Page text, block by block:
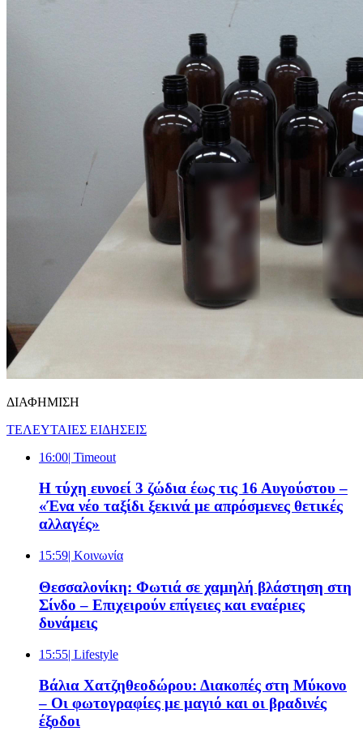
ΔΙΑΦΗΜΙΣΗ
ΤΕΛΕΥΤΑΙΕΣ ΕΙΔΗΣΕΙΣ
16:00| Timeout
Η τύχη ευνοεί 3 ζώδια έως τις 16 Αυγούστου –
«Ένα νέο ταξίδι ξεκινά με απρόσμενες θετικές
αλλαγές»
15:59| Κοινωνία
Θεσσαλονίκη: Φωτιά σε χαμηλή βλάστηση στη
Σίνδο – Επιχειρούν επίγειες και εναέριες
δυνάμεις
15:55| Lifestyle
Βάλια Χατζηθεοδώρου: Διακοπές στη Μύκονο
– Οι φωτογραφίες με μαγιό και οι βραδινές
έξοδοι